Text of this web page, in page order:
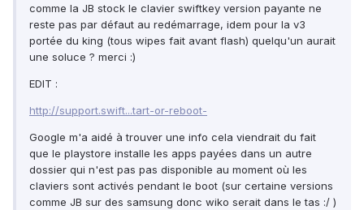
comme la JB stock le clavier swiftkey version payante ne
reste pas par défaut au redémarrage, idem pour la v3
portée du king (tous wipes fait avant flash) quelqu'un aurait
une soluce ? merci :)
EDIT :
http://support.swift...tart-or-reboot-
Google m'a aidé à trouver une info cela viendrait du fait
que le playstore installe les apps payées dans un autre
dossier qui n'est pas pas disponible au moment où les
claviers sont activés pendant le boot (sur certaine versions
comme JB sur des samsung donc wiko serait dans le tas :/ )